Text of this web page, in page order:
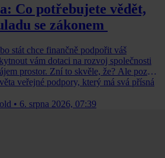
Co potřebujete vědět,
se zákonem
stát chce finančně podpořit váš
vám dotaci na rozvoj společnosti
prostor. Zní to skvěle, že? Ale pozor
veřejné podpory, který má svá přísná
• 6. srpna 2026, 07:39